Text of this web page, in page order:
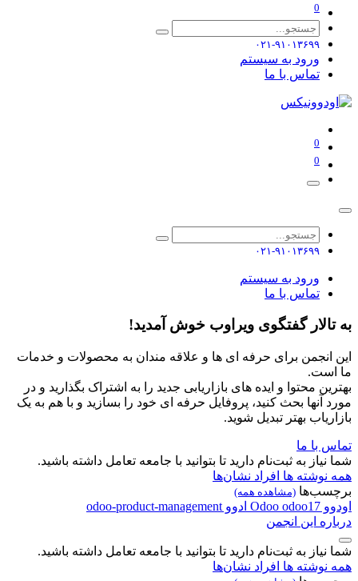
0
۰۲۱-۹۱۰۱۳۶۹۹
ورود به سیستم
تماس با ما
0
0
۰۲۱-۹۱۰۱۳۶۹۹
ورود به سیستم
تماس با ما
به تالار گفتگوی ویراوب خوش آمدید!
این انجمن برای حرفه ای ها و علاقه مندان به محصولات و خدمات
ما است.
بهترین محتوا و ایده های بازاریابی جدید را به اشتراک بگذارید و در
مورد آنها بحث کنید، پروفایل حرفه ای خود را بسازید و با هم به یک
بازاریاب بهتر تبدیل شوید.
تماس با ما
شما نیاز به ثبت‌نام دارید تا بتوانید با جامعه تعامل داشته باشید.
همه نوشته ها افراد نشان‌ها
برچسب‌ها (مشاهده همه)
اودوو Odoo odoo17 ادوو odoo-product-management
درباره این انجمن
شما نیاز به ثبت‌نام دارید تا بتوانید با جامعه تعامل داشته باشید.
همه نوشته ها افراد نشان‌ها